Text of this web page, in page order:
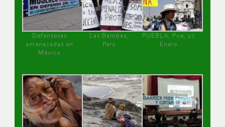
Defensoras
amenazadas en
México
Las Bambas,
Perú
PUEBLA, Pue, 27
Enero